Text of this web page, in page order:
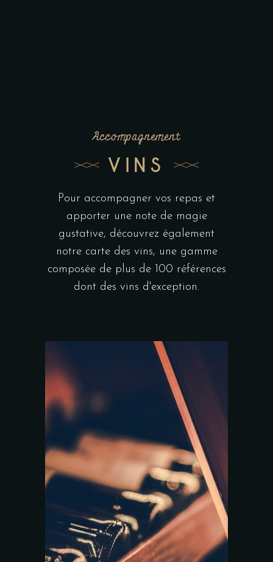
Accompagnement
VINS
Pour accompagner vos repas et
apporter une note de magie
gustative, découvrez également
notre carte des vins, une gamme
composée de plus de 100 références
dont des vins d'exception.